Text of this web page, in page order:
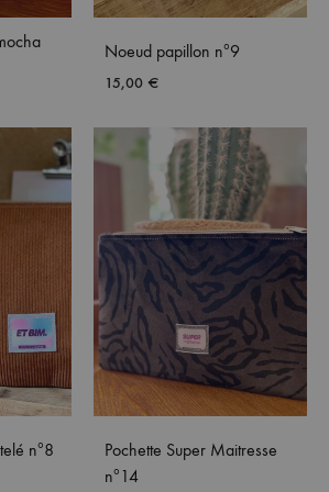
Noeud papillon nº9
15,00 €
nº8
Pochette Super Maitresse
nº14